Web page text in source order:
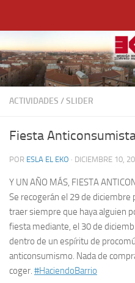
ACTIVIDADES /SLIDER
Fiesta
POR ESLA EL EKO · DICIEMBRE 10,
Y UN AÑO MÁS, FIESTA
Se recogerán el 29 de
traer siempre que haya alguien
fiesta mediante, el 30 de
dentro de un espíritu de
anticonsumismo. Nada de
coger. #HaciendoBarrio